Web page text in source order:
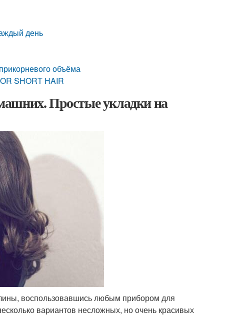
день
объёма
SHORT HAIR
Простые укладки на
воспользовавшись любым прибором для
вариантов несложных, но очень красивых